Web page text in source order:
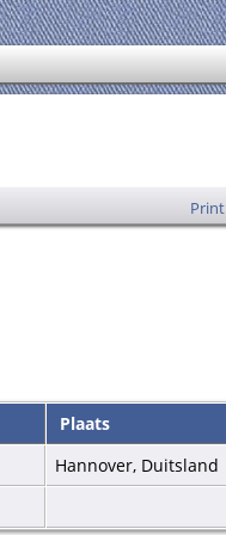
Print
Plaats
Hannover, Duitsland